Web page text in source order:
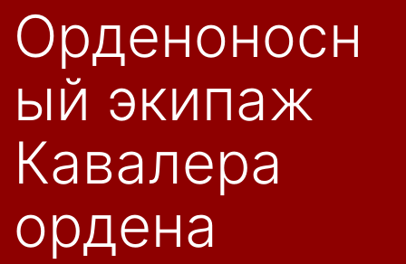
Орденоносн
ый экипаж
Кавалера
ордена